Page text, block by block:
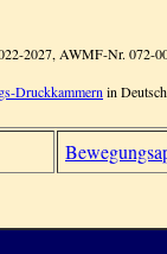
2027, AWMF-Nr. 072-
Druckkammern in